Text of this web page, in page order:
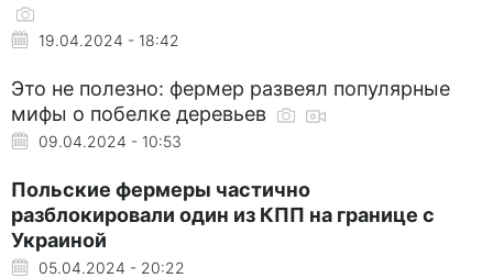
19.04.2024 - 18:42
Это не полезно: фермер развеял популярные
мифы о побелке деревьев
09.04.2024 - 10:53
Польские фермеры частично
разблокировали один из КПП на границе с
Украиной
05.04.2024 - 20:22